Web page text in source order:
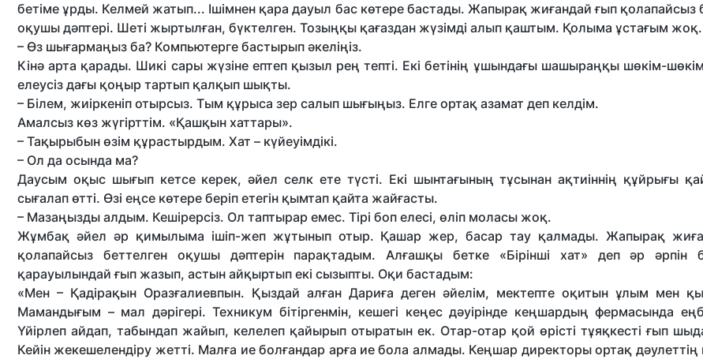
бетіме ұрды. Келмей жатып... Ішімнен қара дауыл бас көтере бастады. Жапырақ жиғандай ғып қолапайсыз
оқушы дәптері. Шеті жыртылған, бүктелген. Тозыңқы қағаздан жүзімді алып қаштым. Қолыма ұстағым жоқ.
– Өз шығармаңыз ба? Компьютерге бастырып әкеліңіз.
Кінә арта қарады. Шикі сары жүзіне ептеп қызыл рең тепті. Екі бетінің ұшындағы шашыраңқы шөкім-
елеусіз дағы қоңыр тартып қалқып шықты.
– Білем, жиіркеніп отырсыз. Тым құрыса зер салып шығыңыз. Елге ортақ азамат деп келдім.
Амалсыз көз жүгірттім. «Қашқын хаттары».
– Тақырыбын өзім құрастырдым. Хат – күйеуімдікі.
– Ол да осында ма?
Даусым оқыс шығып кетсе керек, әйел селк ете түсті. Екі шынтағының тұсынан ақтиіннің құйрығы
сығалап өтті. Өзі еңсе көтере беріп етегін қымтап қайта жайғасты.
– Мазаңызды алдым. Кешірерсіз. Ол таптырар емес. Тірі боп елесі, өліп моласы жоқ.
Жұмбақ әйел әр қимылыма ішіп-жеп жұтынып отыр. Қашар жер, басар тау қалмады. Жапырақ
қолапайсыз беттелген оқушы дәптерін парақтадым. Алғашқы бетке «Бірінші хат» деп әр әрпін
қарауылындай ғып жазып, астын айқыртып екі сызыпты. Оқи бастадым:
«Мен – Қадірақын Оразғалиевпын. Қыздай алған Дариға деген әйелім, мектепте оқитын ұлым мен
Мамандығым – мал дәрігері. Техникум бітіргенмін, кешегі кеңес дәуірінде кеңшардың фермасында
Үйірлеп айдап, табындап жайып, келелеп қайырып отыратын ек. Отар-отар қой өрісті тұяқкесті ғып
Кейін жекешелендіру жетті. Малға ие болғандар арға ие бола алмады. Кеңшар директоры ортақ